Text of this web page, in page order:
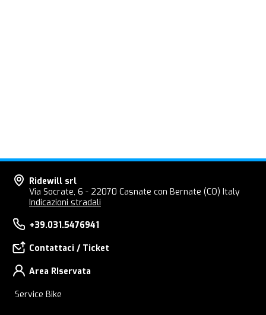
Ridewill srl
Via Socrate, 6 - 22070 Casnate con Bernate (CO) Italy
Indicazioni stradali
+39.031.5476941
Contattaci / Ticket
Area RIservata
Service Bike